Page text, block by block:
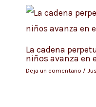
La cadena
niños avanza en
Deja un comentario /